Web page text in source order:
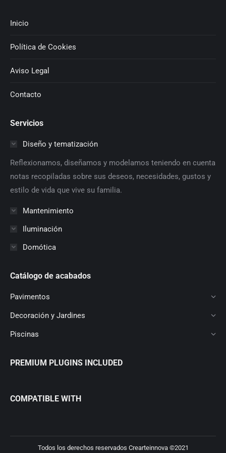
Inicio
Política de Cookies
Aviso Legal
Contacto
Servicios
Diseño y tematización
Reflexionamos, diseñamos y modelamos teniendo en cuenta
notas recopiladas sobre sus deseos, necesidades, gustos y
estilo de vida que vive su familia.
Mantenimiento
Iluminación
Domótica
Catálogo de acabados
Pavimentos
Decoración y Jardines
Piscinas
PREMIUM PLUGINS INCLUDED
COMPATIBLE WITH
Todos los derechos reservados Crearteinnova ©2021